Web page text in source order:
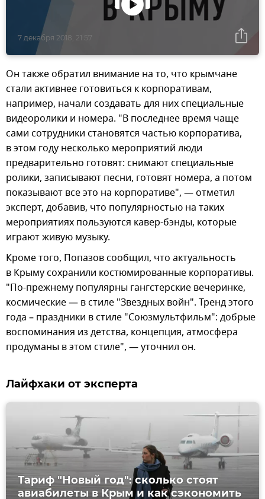
7 декабря 2018, 21:57
Он также обратил внимание на то, что крымчане
стали активнее готовиться к корпоративам,
например, начали создавать для них специальные
видеоролики и номера. "В последнее время чаще
сами сотрудники становятся частью корпоратива,
в этом году несколько мероприятий люди
предварительно готовят: снимают специальные
ролики, записывают песни, готовят номера, а потом
показывают все это на корпоративе", — отметил
эксперт, добавив, что популярностью на таких
мероприятиях пользуются кавер-бэнды, которые
играют живую музыку.
Кроме того, Попазов сообщил, что актуальность
в Крыму сохранили костюмированные корпоративы.
"По-прежнему популярны гангстерские вечеринке,
космические — в стиле "Звездных войн". Тренд этого
года – праздники в стиле "Союзмультфильм": добрые
воспоминания из детства, концепция, атмосфера
продуманы в этом стиле", — уточнил он.
Лайфхаки от эксперта
Тариф "Новый год": сколько стоят
авиабилеты в Крым и как сэкономить